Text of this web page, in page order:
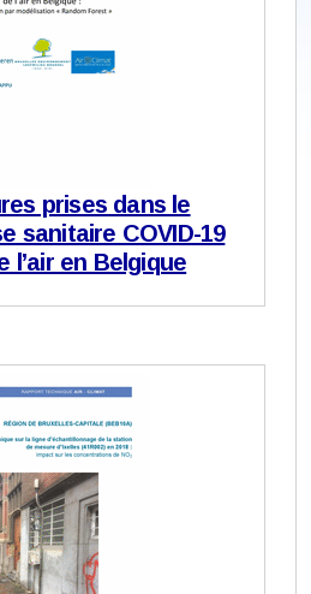
prises dans le
sanitaire COVID-19
l’air en Belgique